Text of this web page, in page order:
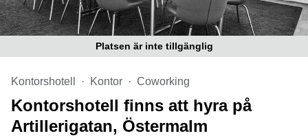
Platsen är inte tillgänglig
Kontorshotell Kontor Coworking
Kontorshotell finns att hyra på
Artillerigatan, Östermalm